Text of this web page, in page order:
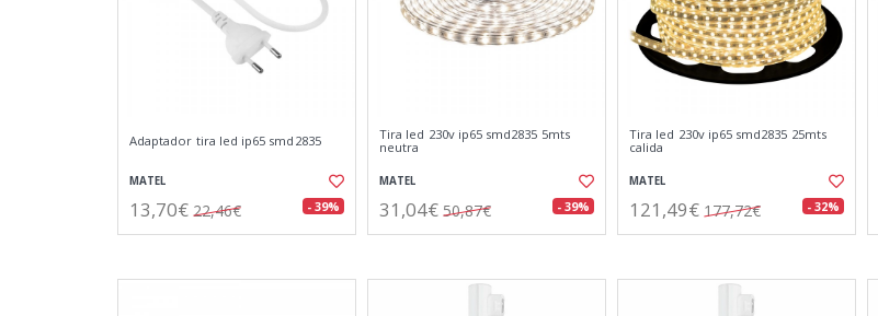
Adaptador tira led ip65 smd2835
MATEL
13,70€ 22,46€ - 39%
Tira led 230v ip65 smd2835 5mts
neutra
MATEL
31,04€ 50,87€ - 39%
Tira led 230v ip65 smd2835 25mts
calida
MATEL
121,49€ 177,72€ - 32%